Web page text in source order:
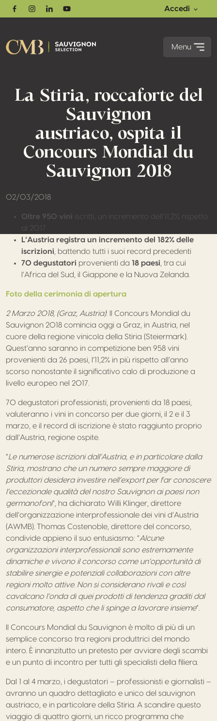
FacebookInstagram
LinkedinYoutube
Accedi
Menu
La Stiria, roccaforte del
Sauvignon
austriaco, ospita il
Concours Mondial du
Sauvignon 2018
02/03/2018
Oltre 950 vini
iscritti, un incremento dell’11,2% rispetto
al 2017
L’Austria registra un incremento del 182% delle
iscrizioni , battendo tutti i suoi record precedenti
70 degustatori provenienti da 18 paesi , tra cui
l’Africa del Sud, il Giappone e la Nuova Zelanda.
Foto della cerimonia di apertura
2 Marzo 2018, (Graz, Austria): Il Concours Mondial du
Sauvignon 2018 comincia oggi a Graz, in Austria, nel
cuore della regione vinicola della Stiria (Steiermark).
Quest’anno saranno in competizione ben 958 vini
provenienti da 26 paesi, l’11,2% in più rispetto all’anno
scorso nonostante il significativo calo di produzione a
livello europeo nel 2017.
70 degustatori professionisti, provenienti da 18 paesi,
valuteranno i vini in concorso per due giorni, il 2 e il 3
marzo, e il record di iscrizione è stato raggiunto proprio
dall’Austria, regione ospite.
“Le numerose iscrizioni dall’Austria, e in particolare dalla
Stiria, mostrano che un numero sempre maggiore di
produttori desidera investire nell’export per far conoscere
l’eccezionale qualità del nostro Sauvignon ai paesi non
germanofoni”
ha dichiarato Willi Klinger, direttore
dell’organizzazione interprofessionale dei vini d’Austria
(AWMB). Thomas Costenoble, direttore del concorso,
condivide appieno il suo entusiasmo: “Alcune
organizzazioni interprofessionali sono estremamente
dinamiche e vivono il concorso come un’opportunità di
stabilire sinergie e potenziali collaborazioni con altre
regioni molto attive. Non si considerano rivali e così
cavalcano l’onda di quei prodotti di tendenza graditi dal
consumatore, aspetto che li spinge a lavorare insieme”
Il Concours Mondial du Sauvignon è molto di più di un
semplice concorso tra regioni produttrici del mondo
intero. È innanzitutto un pretesto per avviare degli scambi
e un punto di incontro per tutti gli specialisti della filiera.
Dal 1 al 4 marzo, i degustatori – professionisti e giornalisti –
avranno un quadro dettagliato e unico del sauvignon
austriaco, e in particolare della Stiria. A scandire questo
viaggio di quattro giorni, un ricco programma che